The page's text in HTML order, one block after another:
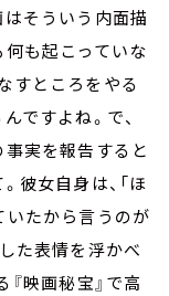
そういう内面描
も起こっていな
すところをやる
ですよね。で、
実を報告すると
彼女自身は、「ほ
いたから言うのが
た表情を浮かべ
『映画秘宝』で高